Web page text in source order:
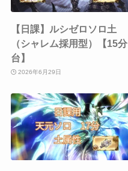
【日課】ルシゼロソロ土
（シャレム採用型）【15分
台】
2026年6月29日